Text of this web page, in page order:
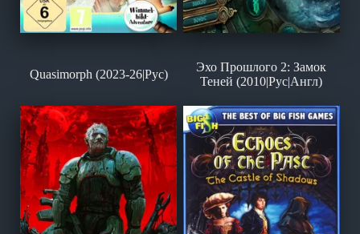
Quasimorph (2023-26|Рус)
Эхо Прошлого 2: Замок
Теней (2010|Рус|Англ)